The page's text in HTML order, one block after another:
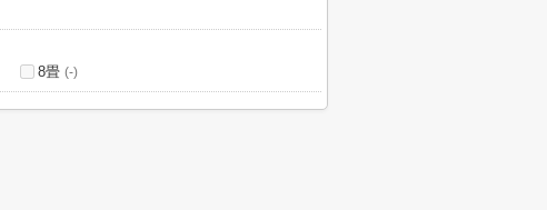
8畳 (-)